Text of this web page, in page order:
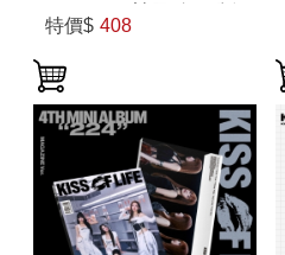
VER.)」(韓國進口版)
特價$ 408